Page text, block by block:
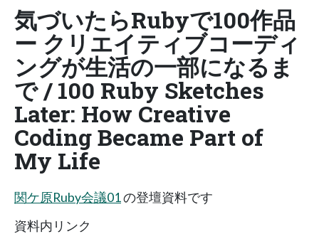
気づいたらRubyで100作品
ー クリエイティブコーディ
ングが生活の一部になるま
で / 100 Ruby Sketches
Later: How Creative
Coding Became Part of
My Life
関ケ原Ruby会議01の登壇資料です
資料内リンク